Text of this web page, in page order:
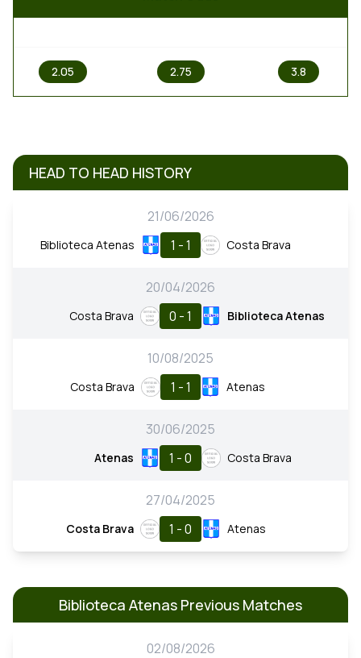
2.05 2.75 3.8
HEAD TO HEAD HISTORY
21/06/2026
Biblioteca Atenas 1 - 1 Costa Brava
20/04/2026
Costa Brava 0 - 1 Biblioteca Atenas
10/08/2025
Costa Brava 1 - 1 Atenas
30/06/2025
Atenas 1 - 0 Costa Brava
27/04/2025
Costa Brava 1 - 0 Atenas
Biblioteca Atenas Previous Matches
02/08/2026